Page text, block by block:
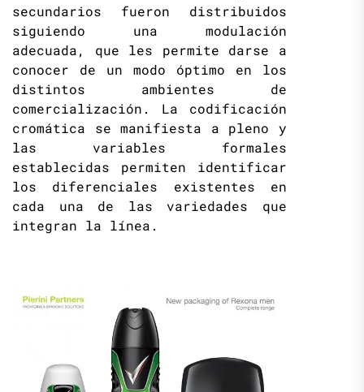
secundarios fueron distribuidos
siguiendo una modulación
adecuada, que les permite darse a
conocer de un modo óptimo en los
distintos ambientes de
comercialización. La codificación
cromática se manifiesta a pleno y
las variables formales
establecidas permiten identificar
los diferenciales existentes en
cada una de las variedades que
integran la línea.